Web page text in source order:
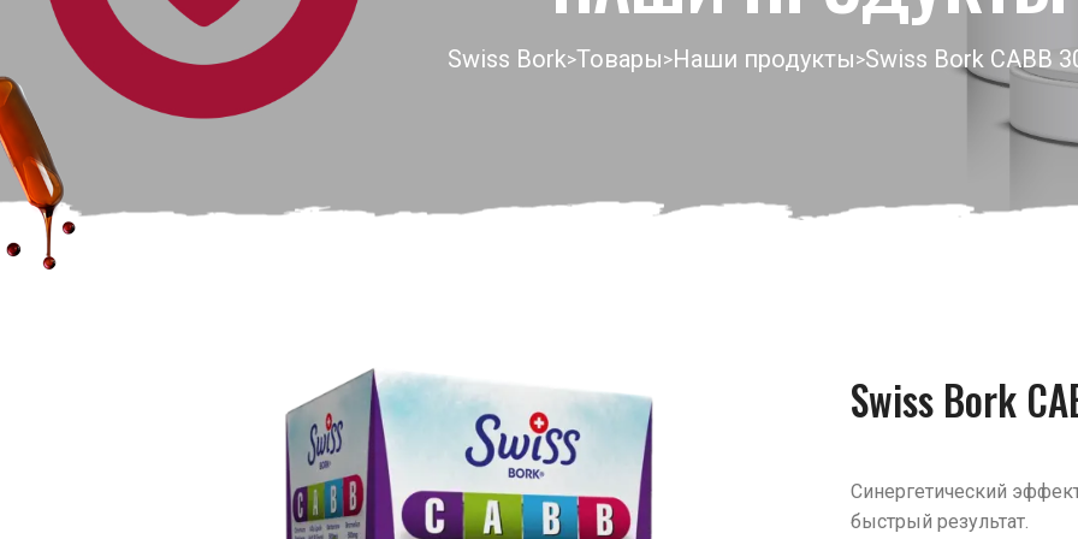
Swiss Bork>Товары>Наши продукты>Swiss Bork CABB
Swiss Bork
Синергетический
быстрый результат.